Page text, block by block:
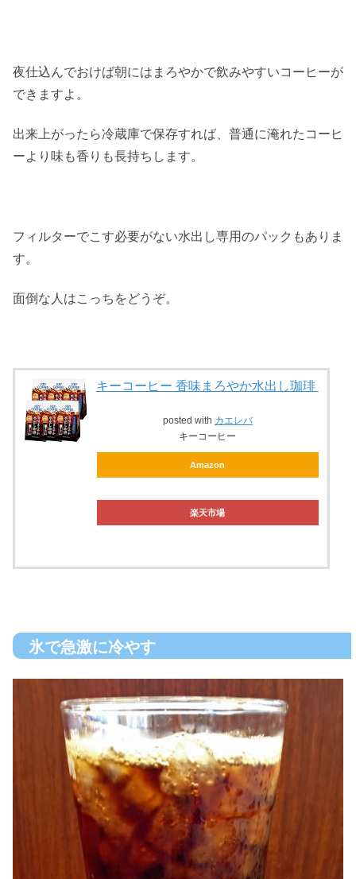
夜仕込んでおけば朝にはまろやかで飲みやすいコーヒーが
できますよ。
出来上がったら冷蔵庫で保存すれば、普通に淹れたコーヒ
ーより味も香りも長持ちします。
フィルターでこす必要がない水出し専用のパックもありま
す。
面倒な人はこっちをどうぞ。
キーコーヒー 香味まろやか水出し珈琲
posted with カエレバ
キーコーヒー
Amazon
楽天市場
氷で急激に冷やす